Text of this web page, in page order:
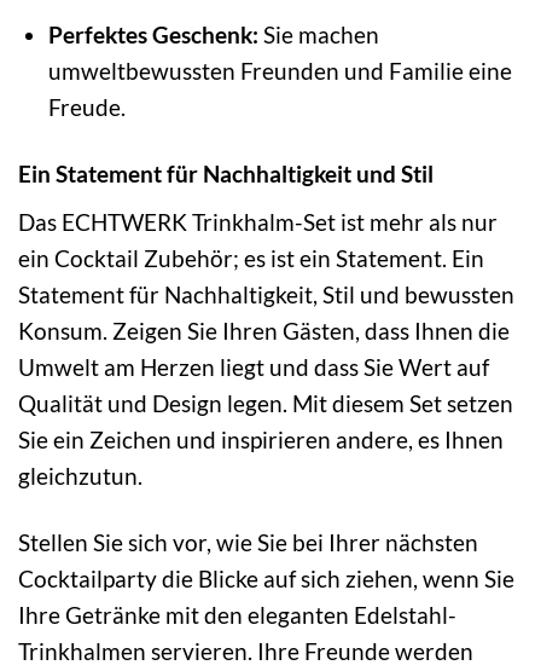
Perfektes Geschenk: Sie machen
umweltbewussten Freunden und Familie eine
Freude.
Ein Statement für Nachhaltigkeit und Stil
Das ECHTWERK Trinkhalm-Set ist mehr als nur
ein Cocktail Zubehör; es ist ein Statement. Ein
Statement für Nachhaltigkeit, Stil und bewussten
Konsum. Zeigen Sie Ihren Gästen, dass Ihnen die
Umwelt am Herzen liegt und dass Sie Wert auf
Qualität und Design legen. Mit diesem Set setzen
Sie ein Zeichen und inspirieren andere, es Ihnen
gleichzutun.
Stellen Sie sich vor, wie Sie bei Ihrer nächsten
Cocktailparty die Blicke auf sich ziehen, wenn Sie
Ihre Getränke mit den eleganten Edelstahl-
Trinkhalmen servieren. Ihre Freunde werden